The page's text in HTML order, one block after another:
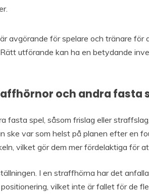
avgörande för spelare och tränare
utförande kan ha en betydande
och andra fasta
fasta spel, såsom frislag eller
ske var som helst på planen efter en
vilket gör dem mer fördelaktiga för
I en straffhörna har det
vilket inte är fallet för de